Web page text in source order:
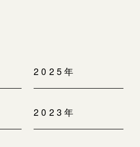
2025年
2023年